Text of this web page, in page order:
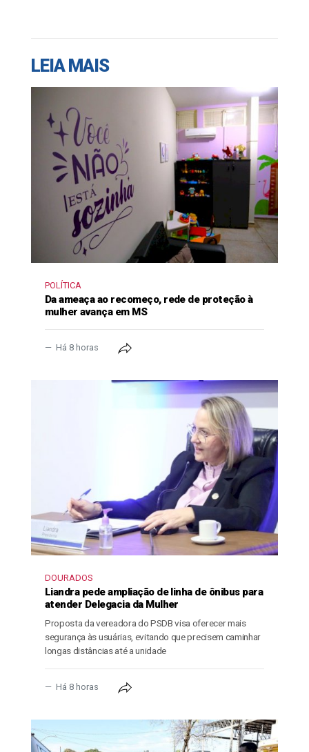
LEIA MAIS
POLÍTICA
Da ameaça ao recomeço, rede de proteção à
mulher avança em MS
Há 8 horas
DOURADOS
Liandra pede ampliação de linha de ônibus para
atender Delegacia da Mulher
Proposta da vereadora do PSDB visa oferecer mais
segurança às usuárias, evitando que precisem caminhar
longas distâncias até a unidade
Há 8 horas